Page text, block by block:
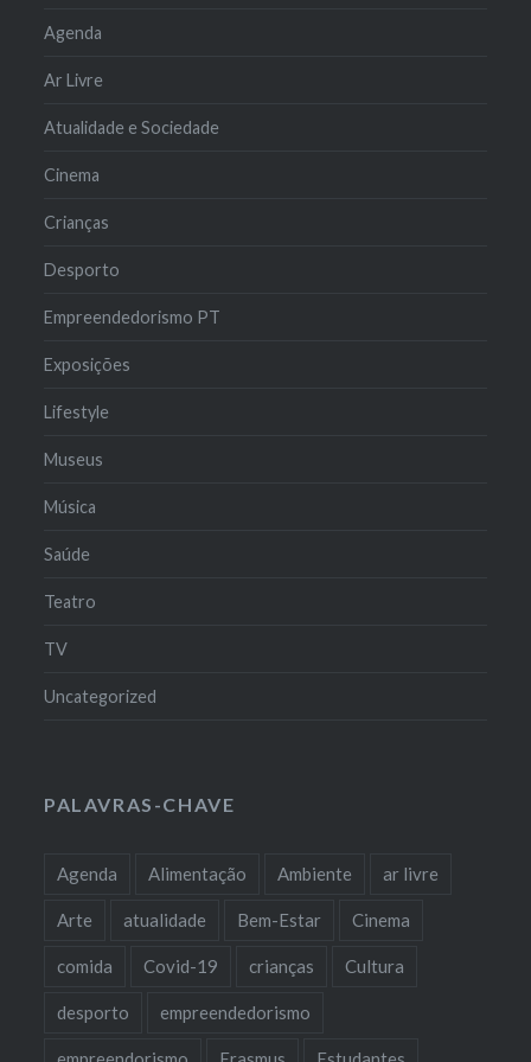
Agenda
Ar Livre
Atualidade e Sociedade
Cinema
Crianças
Desporto
Empreendedorismo PT
Exposições
Lifestyle
Museus
Música
Saúde
Teatro
TV
Uncategorized
PALAVRAS-CHAVE
Agenda Alimentação Ambiente ar livre
Arte atualidade Bem-Estar Cinema
comida Covid-19 crianças Cultura
desporto empreendedorismo